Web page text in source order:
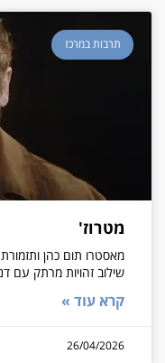
תרבות במרכז
מטרוז'
מאסטרו תום כהן
שילוב זהויות מרתק עם
קרא עוד »
26/04/2026